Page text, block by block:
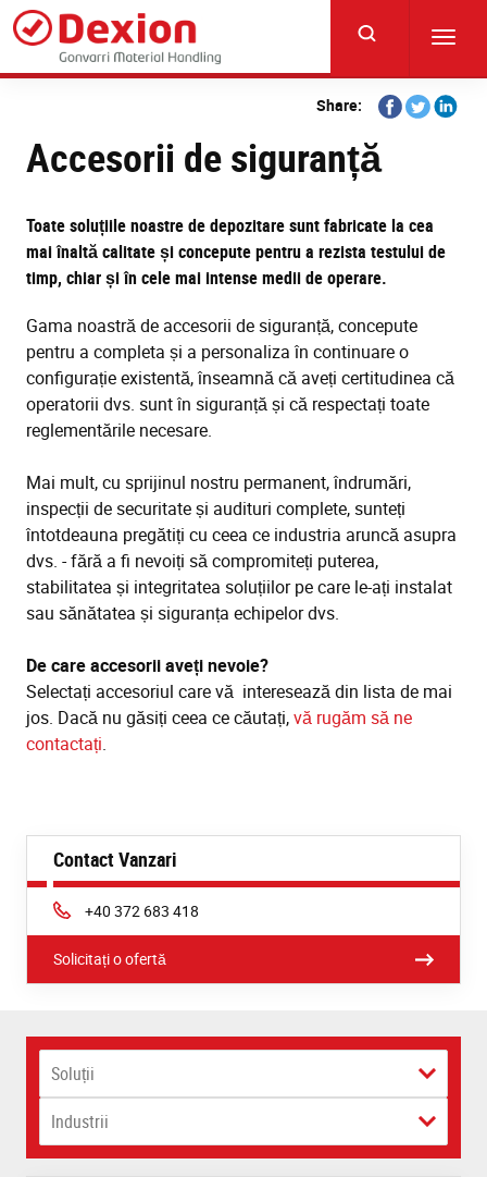
Skip
main
content
Share:
Share
on
Facebook
Share
on
Share
Accesorii de siguranță
Toate soluțiile noastre de depozitare sunt fabricate la cea
mai înaltă calitate și concepute pentru a rezista testului de
timp, chiar și în cele mai intense medii de operare.
Gama noastră de accesorii de siguranță, concepute
pentru a completa și a personaliza în continuare o
configurație existentă, înseamnă că aveți certitudinea că
operatorii dvs. sunt în siguranță și că respectați toate
reglementările necesare.
Mai mult, cu sprijinul nostru permanent, îndrumări,
inspecții de securitate și audituri complete, sunteți
întotdeauna pregătiți cu ceea ce industria aruncă asupra
dvs. - fără a fi nevoiți să compromiteți puterea,
stabilitatea și integritatea soluțiilor pe care le-ați instalat
sau sănătatea și siguranța echipelor dvs.
De care accesorii aveți nevoie?
Selectați accesoriul care vă interesează din lista de mai
jos. Dacă nu găsiți ceea ce căutați,vă rugăm să ne
contactați.
Contact Vanzari
Phone:
+40 372 683 418
Solicitați o ofertă
Soluții
Industrii